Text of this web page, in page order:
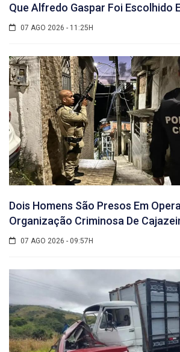
Que Alfredo Gaspar Foi Escolhido
07 AGO 2026 - 11:25H
Dois Homens São Presos Em
Organização Criminosa De
07 AGO 2026 - 09:57H